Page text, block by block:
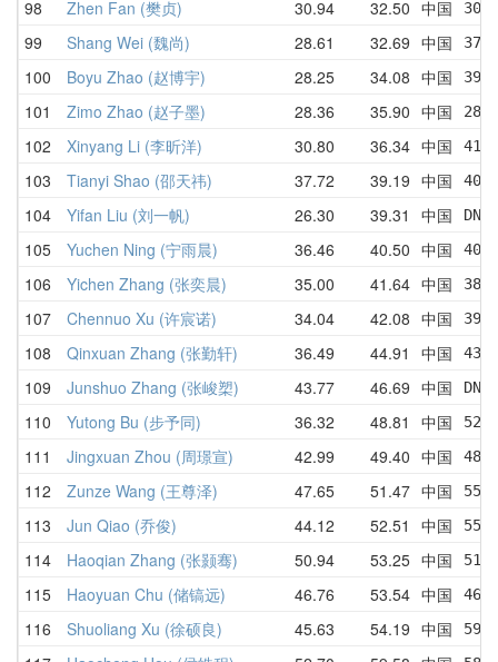
98 Zhen Fan (樊贞) 30.94 32.50 中国
99 Shang Wei (魏尚) 28.61 32.69 中国
100 Boyu Zhao (赵博宇) 28.25 34.08 中国
101 Zimo Zhao (赵子墨) 28.36 35.90 中国
102 Xinyang Li (李昕洋) 30.80 36.34 中国
103 Tianyi Shao (邵天祎) 37.72 39.19 中国
104 Yifan Liu (刘一帆) 26.30 39.31 中国
105 Yuchen Ning (宁雨晨) 36.46 40.50 中国
106 Yichen Zhang (张奕晨) 35.00 41.64 中国
107 Chennuo Xu (许宸诺) 34.04 42.08 中国
108 Qinxuan Zhang (张勤轩) 36.49 44.91 中国
109 Junshuo Zhang (张峻槊) 43.77 46.69 中国
110 Yutong Bu (步予同) 36.32 48.81 中国
111 Jingxuan Zhou (周璟宣) 42.99 49.40 中国
112 Zunze Wang (王尊泽) 47.65 51.47 中国
113 Jun Qiao (乔俊) 44.12 52.51 中国
114 Haoqian Zhang (张颢骞) 50.94 53.25 中国
115 Haoyuan Chu (储镐远) 46.76 53.54 中国
116 Shuoliang Xu (徐硕良) 45.63 54.19 中国